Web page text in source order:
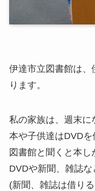
伊達市立図書館は、
ります。
私の家族は、週末に
本や子供達はDVDを
図書館と聞くと本し
DVDや新聞、雑誌な
(新聞、雑誌は借り